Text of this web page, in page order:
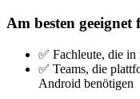
Am besten geeignet
✅ Fachleute, die in
✅ Teams, die
Android benötigen